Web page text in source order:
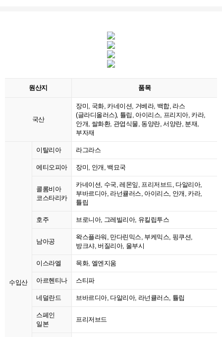
원산지 품목
국산
장미, 국화, 카네이션, 거베라, 백합, 라스
(글라디올러스), 튤립, 아이리스, 프리지아, 카라,
안개, 쌀화환, 관엽식물, 동양란, 서양란, 분재,
부자재
수입산
이탈리아 라그라스
에티오피아 장미, 안개, 백묘국
콜롬비아
코스타리카
카네이션, 수국, 레몬잎, 프리저브드, 다알리아,
부바르디아, 라넌큘러스, 아이리스, 안개, 카라,
튤립
호주 브로니아, 그레빌리아, 유킬립투스
남아공
왁스플라워, 만다린믹스, 부케믹스, 핑쿠션,
방크샤, 버질리아, 울부시
이스라엘 목화, 엘엔지움
아르헨티나 스티파
네덜란드 브바르디아, 다알리아, 라넌큘러스, 튤립
스페인
일본
프리저브드